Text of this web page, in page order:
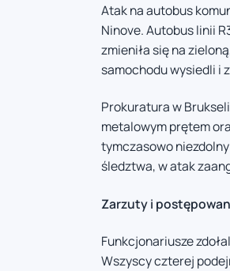
Atak na autobus
Ninove. Autobus linii
zmieniła się na
samochodu wysiedli i
Prokuratura w
metalowym prętem
tymczasowo
śledztwa, w atak
Zarzuty i
Funkcjonariusze
Wszyscy czterej